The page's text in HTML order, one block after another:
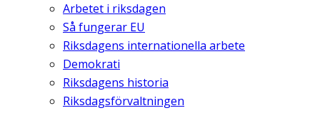
Arbetet i riksdagen
Så fungerar EU
Riksdagens internationella arbete
Demokrati
Riksdagens historia
Riksdagsförvaltningen